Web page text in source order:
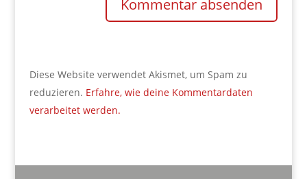
Diese Website verwendet Akismet, um Spam zu
reduzieren. Erfahre, wie deine Kommentardaten
verarbeitet werden.